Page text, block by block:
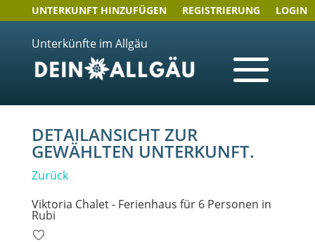
UNTERKUNFT HINZUFÜGEN REGISTRIERUNG LOGIN
Unterkünfte im Allgäu
DETAILANSICHT ZUR
GEWÄHLTEN UNTERKUNFT.
Zurück
Viktoria Chalet - Ferienhaus für 6 Personen in
Rubi